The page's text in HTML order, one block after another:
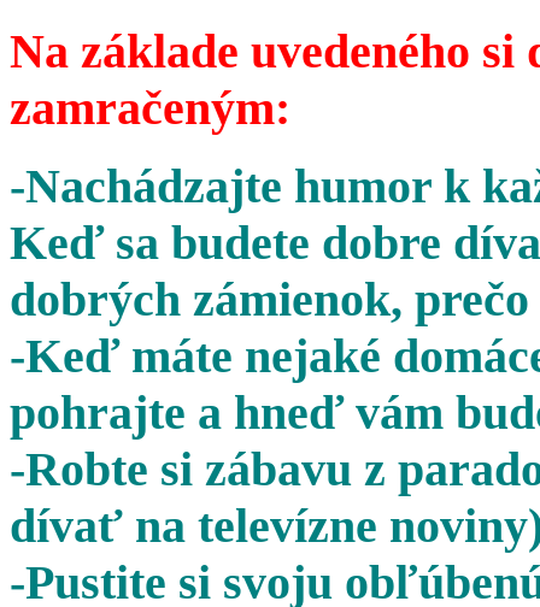
Na základe uvedeného
zamračeným:
-Nachádzajte humor k
Keď sa budete dobre
dobrých zámienok,
-Keď máte nejaké
pohrajte a hneď vám
-Robte si zábavu z
dívať na televízne
-Pustite si svoju